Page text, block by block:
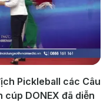
Pickleball các Câu
DONEX đã diễn